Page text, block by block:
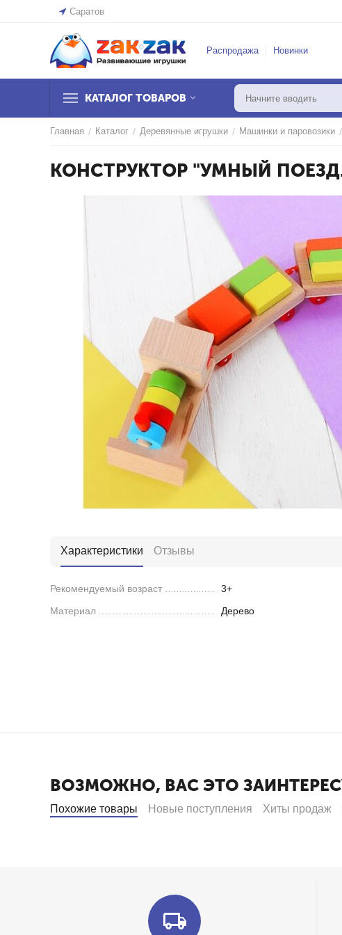
Саратов
Распродажа Новинки
КАТАЛОГ ТОВАРОВ
Главная / Каталог / Деревянные игрушки / Машинки и паровозики /
КОНСТРУКТОР "УМНЫЙ Скидка
Характеристики Отзывы
Рекомендуемый возраст
3+
Материал
Дерево
ВОЗМОЖНО, ВАС ЭТО
Похожие товары Новые поступления Хиты продаж